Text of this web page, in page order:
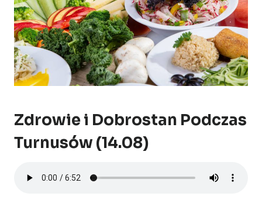
Zdrowie i Dobrostan Podczas
Turnusów (14.08)